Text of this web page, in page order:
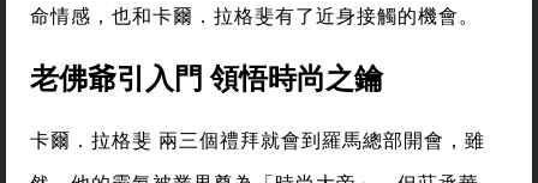
命情感，也和卡爾．拉格斐有了近身接觸的機會。
老佛爺引入門 領悟時尚之鑰
卡爾．拉格斐 兩三個禮拜就會到羅馬總部開會，雖